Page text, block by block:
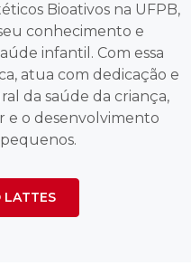
Bioativos na UFPB,
conhecimento e
infantil. Com essa
atua com dedicação e
da saúde da criança,
e o desenvolvimento
LATTES